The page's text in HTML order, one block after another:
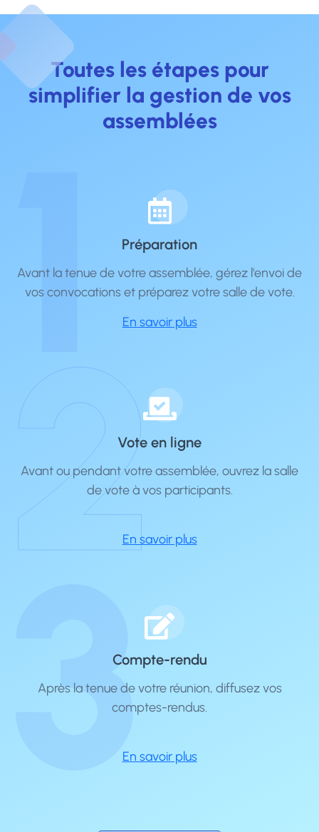
Toutes les étapes pour
simplifier la gestion de vos
assemblées
1 Préparation
Avant la tenue de votre assemblée, gérez l'envoi de
vos convocations et préparez votre salle de vote.
En savoir plus
2Vote en ligne
Avant ou pendant votre assemblée, ouvrez la salle
de vote à vos participants.
En savoir plus
3Compte-rendu
Après la tenue de votre réunion, diffusez vos
comptes-rendus.
En savoir plus